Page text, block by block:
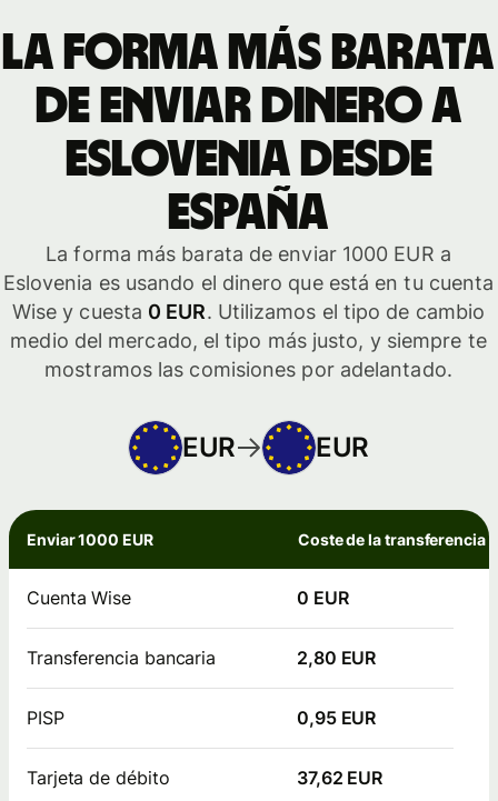
La forma más barata
de enviar dinero a
Eslovenia desde
España
La forma más barata de enviar 1000 EUR a
Eslovenia es usando el dinero que está en tu cuenta
Wise y cuesta 0 EUR. Utilizamos el tipo de cambio
medio del mercado, el tipo más justo, y siempre te
mostramos las comisiones por adelantado.
EUR EUR
Enviar 1000 EUR Coste de la transferencia
Cuenta Wise 0 EUR
Transferencia bancaria 2,80 EUR
PISP 0,95 EUR
Tarjeta de débito 37,62 EUR